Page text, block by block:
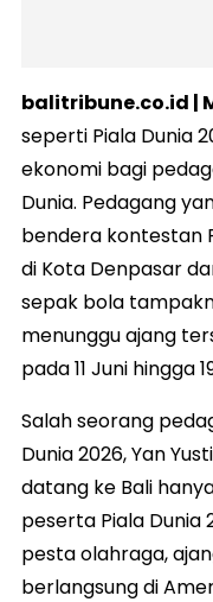
balitribune.co.id |
seperti Piala Dunia
ekonomi bagi
Dunia. Pedagang
bendera kontestan
di Kota Denpasar
sepak bola
menunggu ajang
pada 11 Juni hingga
Salah seorang
Dunia 2026, Yan
datang ke Bali
peserta Piala Dunia
pesta olahraga,
berlangsung di